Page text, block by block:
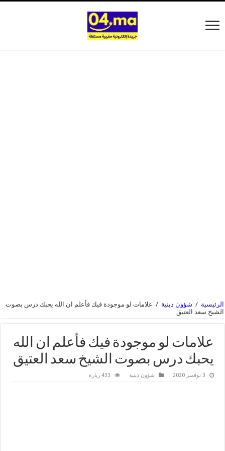
الرئيسية / شؤون دينية / علامات لو موجودة فيك فأعلم ان الله يحبك درس بصوت
الشيخ سعد العتيق
علامات لو موجودة فيك فأعلم ان الله
يحبك درس بصوت الشيخ سعد العتيق
3 نوفمبر 2020 شؤون دينية 433 زيارة